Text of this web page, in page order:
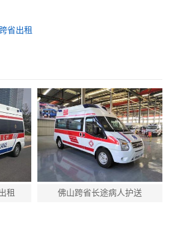
省出租
租 佛山跨省长途病人护送